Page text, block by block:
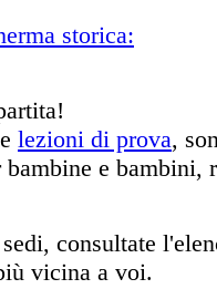
lezioni di prova,
e bambini,
consultate
vicina a voi.